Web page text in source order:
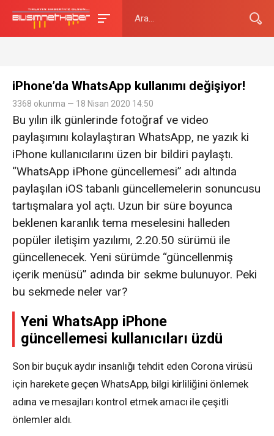
iPhone’da WhatsApp kullanımı değişiyor!
3368 okunma — 18 Nisan 2020 14:50
Bu yılın ilk günlerinde fotoğraf ve video
paylaşımını kolaylaştıran WhatsApp, ne yazık ki
iPhone kullanıcılarını üzen bir bildiri paylaştı.
“WhatsApp iPhone güncellemesi” adı altında
paylaşılan iOS tabanlı güncellemelerin sonuncusu
tartışmalara yol açtı. Uzun bir süre boyunca
beklenen karanlık tema meselesini halleden
popüler iletişim yazılımı, 2.20.50 sürümü ile
güncellenecek. Yeni sürümde “güncellenmiş
içerik menüsü” adında bir sekme bulunuyor. Peki
bu sekmede neler var?
Yeni WhatsApp iPhone
güncellemesi kullanıcıları üzdü
Son bir buçuk aydır insanlığı tehdit eden Corona virüsü
için harekete geçen WhatsApp, bilgi kirliliğini önlemek
adına ve mesajları kontrol etmek amacı ile çeşitli
önlemler aldı.